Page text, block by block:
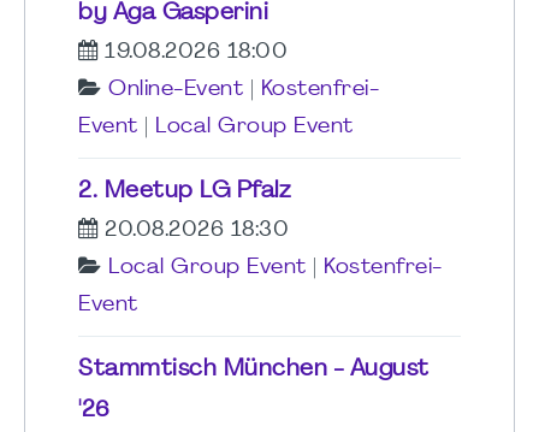
by Aga Gasperini
19.08.2026 18:00
Online-Event
Kostenfrei-
Event
Local Group Event
2. Meetup LG Pfalz
20.08.2026 18:30
Local Group Event
Kostenfrei-
Event
Stammtisch München - August
'26